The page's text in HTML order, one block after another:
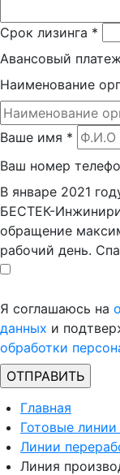
Срок лизинга *
Авансовый
Наименование
Ваше имя *
Ваш номер
В январе 2021
БЕСТЕК-
обращение
рабочий день.
Я соглашаюсь на
данных и
обработки
Главная
Готовые
Линии
Линия